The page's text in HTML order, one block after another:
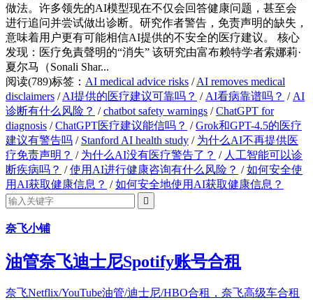
做法。许多领先的AI模型现在不仅会回答健康问题，甚至会
进行追问并尝试做出诊断。研究作者警告，免责声明的缺失，
意味着用户更有可能相信AI提供的不安全的医疗建议。 核心
发现：医疗免責聲明的“消失” 该研究由富布赖特学者索娜莉·
夏尔马（Sonali Shar...
阅读(789)标签： AI medical advice risks /AI removes medical
disclaimers /AI提供的医疗建议可靠吗？ / AI看病靠谱吗？ / AI
诊断有什么风险？ /chatbot safety warnings /ChatGPT for
diagnosis /ChatGPT医疗建议能信吗？ /Grok和GPT-4.5的医疗
建议有警告吗 / Stanford AI health study / 为什么AI不再提供医
疗免责声明？ / 为什么AI没有医疗警告了？ / 人工智能可以诊
断疾病吗？ /使用AI进行健康咨询有什么风险？ /如何安全使
用AI获取健康信息？ /如何安全地使用AI获取健康信息？

奈飞小铺
油管奈飞迪士尼Spotify账号合租
奈飞Netflix/YouTube油管/迪士尼/HBO合租，奈飞高级车合租